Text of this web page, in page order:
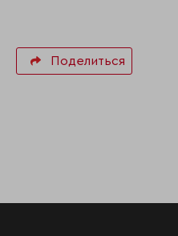
Поделиться